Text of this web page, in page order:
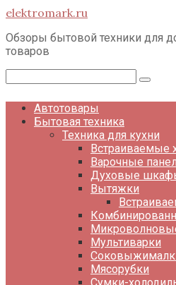
Перейти
контенту
elektromark.ru
Обзоры бытовой техники для
товаров
Автотовары
Бытовая техника
Техника для кухни
Встраиваемые
Варочные
Духовые
Вытяжки
Мультиварки
Мясорубки